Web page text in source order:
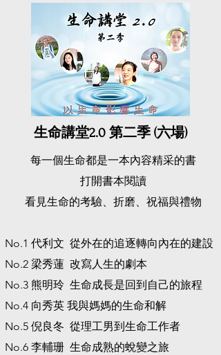
生命講堂2.0 第二季 (六場)
每一個生命都是一本內容精采的書
打開書本閱讀
看見生命的考驗、折磨、祝福與禮物
No.1 代利文 從外在的追逐轉向內在的建設
No.2 梁秀蓮 改寫人生的劇本
No.3 熊明玲 生命成長是回到自己的旅程
No.4 向秀英 我與媽媽的生命和解
No.5 倪良冬 從理工男到生命工作者
No.6 李輔珊 生命成熟的蛻變之旅